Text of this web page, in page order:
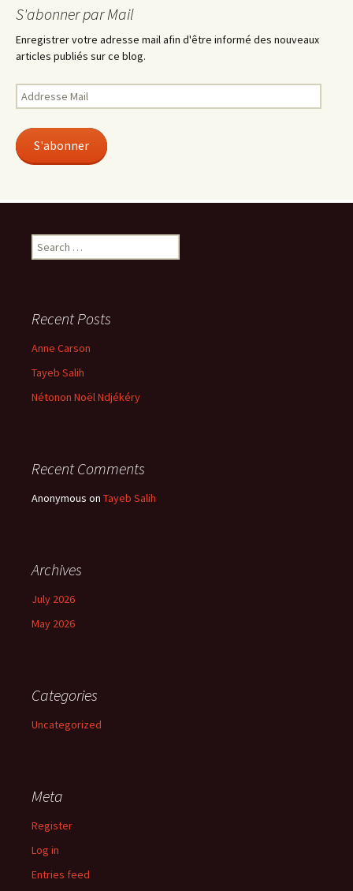
S'abonner par Mail
Enregistrer votre adresse mail afin d'être informé des nouveaux
articles publiés sur ce blog.
Addresse
Mail
S'abonner
Search
for:
Recent Posts
Anne Carson
Tayeb Salih
Nétonon Noël Ndjékéry
Recent Comments
Anonymous on Tayeb Salih
Archives
July 2026
May 2026
Categories
Uncategorized
Meta
Register
Log in
Entries feed